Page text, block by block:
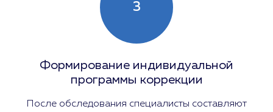
3
Формирование индивидуальной
программы коррекции
После обследования специалисты составляют